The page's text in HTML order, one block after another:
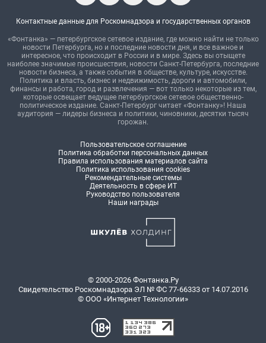
Контактные данные для Роскомнадзора и государственных органов
«Фонтанка» — петербургское сетевое издание, где можно найти не только
новости Петербурга, но и последние новости дня, и все важное и
интересное, что происходит в России и в мире. Здесь вы отыщете
наиболее значимые происшествия, новости Санкт-Петербурга, последние
новости бизнеса, а также события в обществе, культуре, искусстве.
Политика и власть, бизнес и недвижимость, дороги и автомобили,
финансы и работа, город и развлечения — вот только некоторые из тем,
которые освещает ведущее петербургское сетевое общественно-
политическое издание. Санкт-Петербург читает «Фонтанку»! Наша
аудитория — лидеры бизнеса и политики, чиновники, десятки тысяч
горожан.
Пользовательское соглашение
Политика обработки персональных данных
Правила использования материалов сайта
Политика использования cookies
Рекомендательные системы
Деятельность в сфере ИТ
Руководство пользователя
Наши награды
© 2000-2026 Фонтанка.Ру
Свидетельство Роскомнадзора ЭЛ № ФС 77-66333 от 14.07.2016
© ООО «Интернет Технологии»